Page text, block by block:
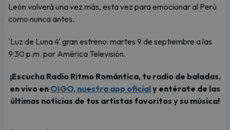
León volverá una vez más, esta vez para emocionar al Perú
como nunca antes.
'Luz de Luna 4' gran estreno: martes 9 de septiembre a las
9:30 p.m. por América Televisión.
¡Escucha Radio Ritmo Romántica, tu radio de baladas,
en vivo en OIGO, nuestra app oficialy entérate de las
últimas noticias de tus artistas favoritos y su música!